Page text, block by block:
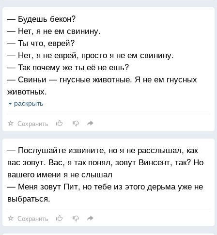
— Будешь бекон?
— Нет, я не ем свинину.
— Ты что, еврей?
— Нет, я не еврей, просто я не ем свинину.
— Так почему же ты её не ешь?
— Свиньи — гнусные животные. Я не ем гнусных
животных.
— Но бекон же вкусный, и свежие отбивные
— Пусть хоть помойная крыса, будет, ***ь, на вкус
приятнее тыквенного пирога, я этого не узнаю,
потому что я не ем всякую хрень. Свиньи постоянно
роются в грязи и спят в говне, это гнусные
животные, и я не собираюсь есть животных,
которые едят собственное говно.
раскрыть
Сохранить
— Послушайте извините, но я не расслышал, как
вас зовут. Вас, я так понял, зовут Винсент, так? Но
вашего имени я не слышал
— Меня зовут Пит, но тебе из этого дерьма уже не
выбраться.
Сохранить